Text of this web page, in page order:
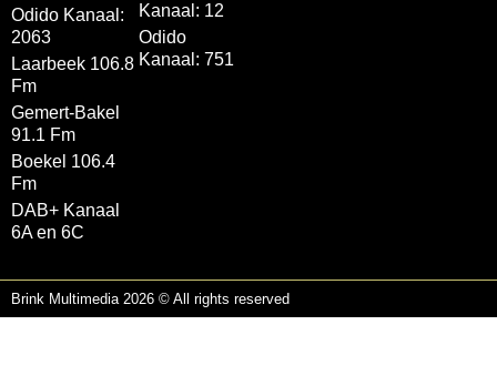
Odido Kanaal:
2063
Laarbeek 106.8
Fm
Gemert-Bakel
91.1 Fm
Boekel 106.4
Fm
DAB+ Kanaal
6A en 6C
Kanaal: 12
Odido
Kanaal: 751
Brink Multimedia 2026 © All rights reserved